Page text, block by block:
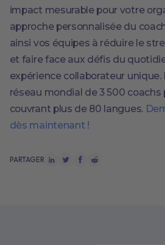
impact mesurable pour votre
approche personnalisée du
ainsi vos équipes à réduire le
et faire face aux défis du
expérience collaborateur unique.
réseau mondial de 3 500 coachs
couvrant plus de 80 langues.
dès maintenant !
PARTAGER